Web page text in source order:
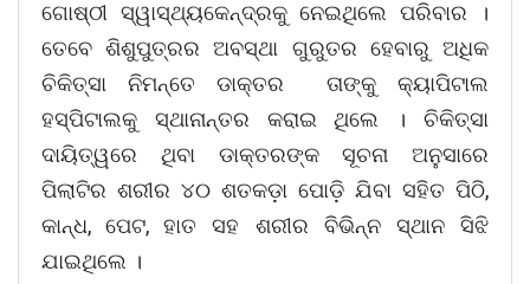
ଗୋଷ୍ଠୀ ସ୍ୱାସ୍ଥ୍ୟକେନ୍ଦ୍ରକୁ ନେଇଥିଲେ ପରିବାର ।
ତେବେ ଶିଶୁପୁତ୍ରର ଅବସ୍ଥା ଗୁରୁତର ହେବାରୁ ଅଧିକ
ଚିକିତ୍ସା ନିମନ୍ତେ ଡାକ୍ତର
ତାଙ୍କୁ କ୍ୟାପିଟାଲ
ହସ୍ପିଟାଲକୁ ସ୍ଥାନାନ୍ତର କରାଇ ଥିଲେ । ଚିକିତ୍ସା
ଦାୟିତ୍ୱରେ ଥିବା ଡାକ୍ତରଙ୍କ ସୂଚନା ଅନୁସାରେ
ପିଲାଟିର ଶରୀର ୪୦ ଶତକଡ଼ା ପୋଡ଼ି ଯିବା ସହିତ ପିଠି,
କାନ୍ଧ,ପେଟ,ହାତ ସହ ଶରୀର ବିଭିନ୍ନ ସ୍ଥାନ ସିଝି
ଯାଇଥିଲେ ।